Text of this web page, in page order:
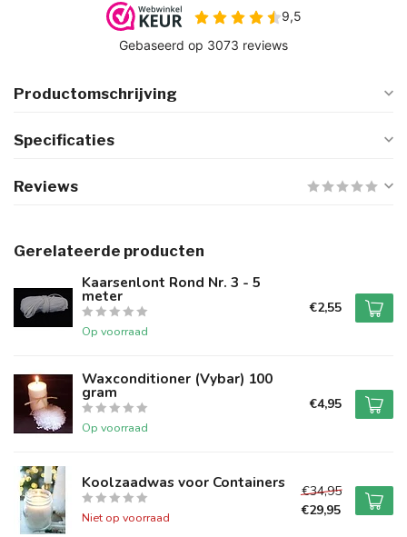
Productomschrijving
Specificaties
Reviews
Gerelateerde producten
Kaarsenlont Rond Nr. 3 - 5
meter
Op voorraad
€2,55
Waxconditioner (Vybar) 100
gram
Op voorraad
€4,95
Koolzaadwas voor Containers
Niet op voorraad
€34,95
€29,95